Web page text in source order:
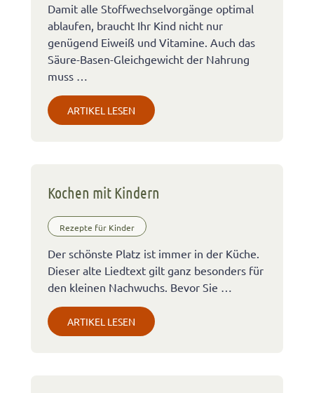
Damit alle Stoffwechselvorgänge optimal
ablaufen, braucht Ihr Kind nicht nur
genügend Eiweiß und Vitamine. Auch das
Säure-Basen-Gleichgewicht der Nahrung
muss …
ARTIKEL LESEN
Kochen mit Kindern
Rezepte für Kinder
Der schönste Platz ist immer in der Küche.
Dieser alte Liedtext gilt ganz besonders für
den kleinen Nachwuchs. Bevor Sie …
ARTIKEL LESEN